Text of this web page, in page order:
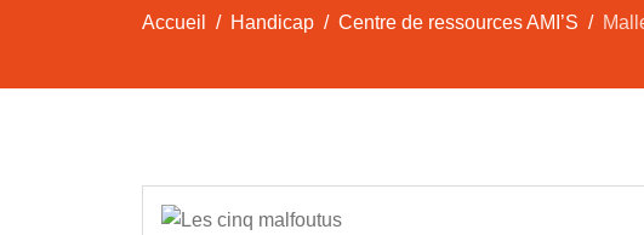
Accueil Handicap Centre de ressources AMI’S